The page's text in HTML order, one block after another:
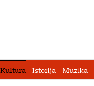
Kultura Istorija Muzika